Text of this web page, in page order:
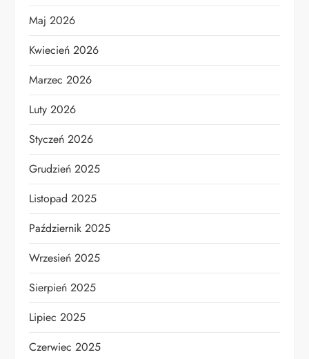
Maj 2026
Kwiecień 2026
Marzec 2026
Luty 2026
Styczeń 2026
Grudzień 2025
Listopad 2025
Październik 2025
Wrzesień 2025
Sierpień 2025
Lipiec 2025
Czerwiec 2025